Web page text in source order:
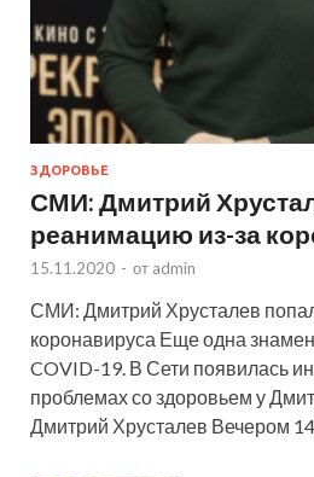
ЗДОРОВЬЕ
СМИ: Дмитрий
реанимацию из-за
15.11.2020 - от admin
СМИ: Дмитрий Хрусталев
коронавируса Еще одна
COVID-19. В Сети появилась
проблемах со здоровьем у
Дмитрий Хрусталев Вечером